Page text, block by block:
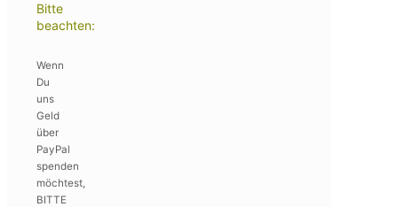
Bitte
beachten:
Wenn
Du
uns
Geld
über
PayPal
spenden
möchtest,
BITTE